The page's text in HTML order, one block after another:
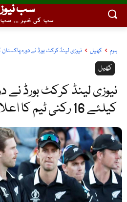
سب نیوز
سب کی خبر ... سب
ہوم کھیل نیوزی لینڈ کرکٹ بورڈ نے دورہ پاکستان کیلئے 16 رکنی ٹیم کا
کھیل
نیوزی لینڈ کرکٹ بورڈ نے
کیلئے 16 رکنی ٹیم کا اعلان کر دیا